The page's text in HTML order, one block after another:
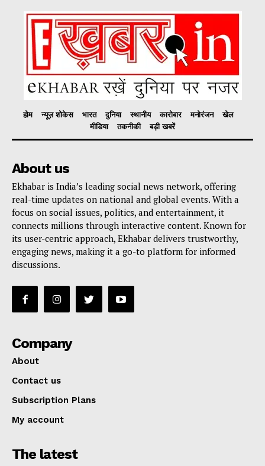
होम न्यूज़ शोकेस भारत दुनिया स्थानीय कारोबार मनोरंजन
खेल
मीडिया
तकनीकी बड़ी खबरें
About us
Ekhabar is India’s leading social news network, offering
real-time updates on national and global events. With a
focus on social issues, politics, and entertainment, it
connects millions through interactive content. Known for
its user-centric approach, Ekhabar delivers trustworthy,
engaging news, making it a go-to platform for informed
discussions.
Company
About
Contact us
Subscription Plans
My account
The latest